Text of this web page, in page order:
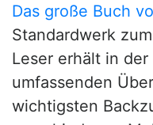
Das große Buch
Standardwerk
Leser erhält in
umfassenden
wichtigsten